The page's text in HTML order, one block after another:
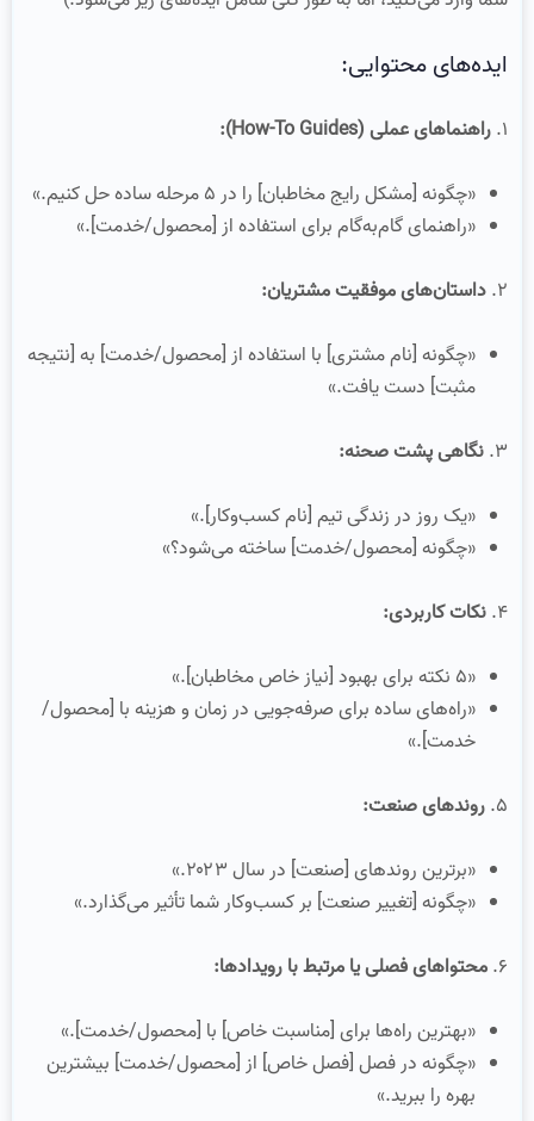
ایده‌های محتوایی:
۱. راهنماهای عملی (How-To Guides):
«چگونه [مشکل رایج مخاطبان] را در ۵ مرحله ساده حل کنیم.»
«راهنمای گام‌به‌گام برای استفاده از [محصول/خدمت].»
۲. داستان‌های موفقیت مشتریان:
«چگونه [نام مشتری] با استفاده از [محصول/خدمت] به [نتیجه
مثبت] دست یافت.»
۳. نگاهی پشت صحنه:
«یک روز در زندگی تیم [نام کسب‌وکار].»
«چگونه [محصول/خدمت] ساخته می‌شود؟»
۴. نکات کاربردی:
«۵ نکته برای بهبود [نیاز خاص مخاطبان].»
«راه‌های ساده برای صرفه‌جویی در زمان و هزینه با [محصول/
خدمت].»
۵. روندهای صنعت:
«برترین روندهای [صنعت] در سال ۲۰۲۳.»
«چگونه [تغییر صنعت] بر کسب‌وکار شما تأثیر می‌گذارد.»
۶. محتواهای فصلی یا مرتبط با رویدادها:
«بهترین راه‌ها برای [مناسبت خاص] با [محصول/خدمت].»
«چگونه در فصل [فصل خاص] از [محصول/خدمت] بیشترین
بهره را ببرید.»